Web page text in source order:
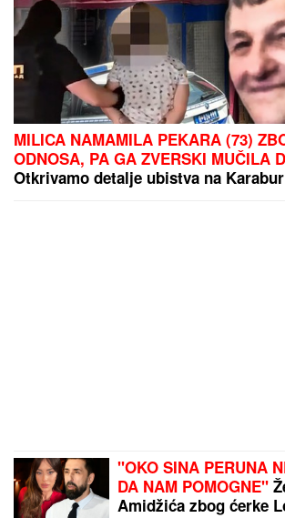
MILICA NAMAMILA PEKARA (73)
ODNOSA, PA GA ZVERSKI MUČILA
Otkrivamo detalje ubistva na
"OKO SINA PERUNA
DA NAM POMOGNE"
Amidžića zbog ćerke